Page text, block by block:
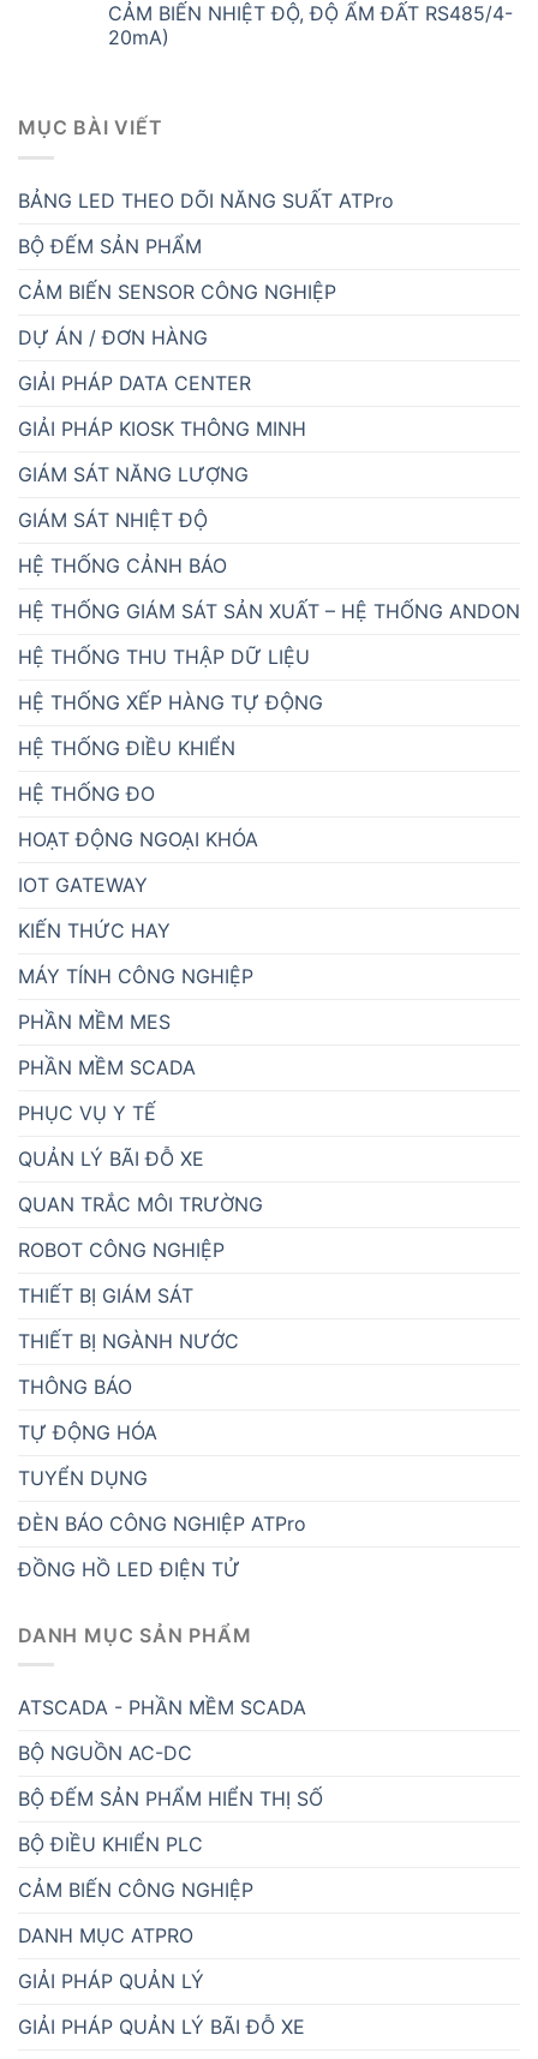
CẢM BIẾN NHIỆT ĐỘ, ĐỘ ẨM ĐẤT RS485/4-
20mA)
MỤC BÀI VIẾT
BẢNG LED THEO DÕI NĂNG SUẤT ATPro
BỘ ĐẾM SẢN PHẨM
CẢM BIẾN SENSOR CÔNG NGHIỆP
DỰ ÁN / ĐƠN HÀNG
GIẢI PHÁP DATA CENTER
GIẢI PHÁP KIOSK THÔNG MINH
GIÁM SÁT NĂNG LƯỢNG
GIÁM SÁT NHIỆT ĐỘ
HỆ THỐNG CẢNH BÁO
HỆ THỐNG GIÁM SÁT SẢN XUẤT – HỆ THỐNG ANDON
HỆ THỐNG THU THẬP DỮ LIỆU
HỆ THỐNG XẾP HÀNG TỰ ĐỘNG
HỆ THỐNG ĐIỀU KHIỂN
HỆ THỐNG ĐO
HOẠT ĐỘNG NGOẠI KHÓA
IOT GATEWAY
KIẾN THỨC HAY
MÁY TÍNH CÔNG NGHIỆP
PHẦN MỀM MES
PHẦN MỀM SCADA
PHỤC VỤ Y TẾ
QUẢN LÝ BÃI ĐỖ XE
QUAN TRẮC MÔI TRƯỜNG
ROBOT CÔNG NGHIỆP
THIẾT BỊ GIÁM SÁT
THIẾT BỊ NGÀNH NƯỚC
THÔNG BÁO
TỰ ĐỘNG HÓA
TUYỂN DỤNG
ĐÈN BÁO CÔNG NGHIỆP ATPro
ĐỒNG HỒ LED ĐIỆN TỬ
DANH MỤC SẢN PHẨM
ATSCADA - PHẦN MỀM SCADA
BỘ NGUỒN AC-DC
BỘ ĐẾM SẢN PHẨM HIỂN THỊ SỐ
BỘ ĐIỀU KHIỂN PLC
CẢM BIẾN CÔNG NGHIỆP
DANH MỤC ATPRO
GIẢI PHÁP QUẢN LÝ
GIẢI PHÁP QUẢN LÝ BÃI ĐỖ XE